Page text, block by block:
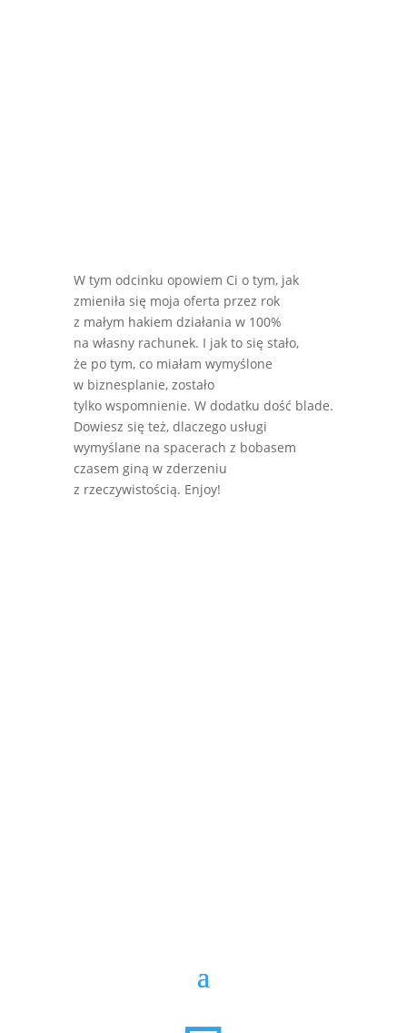
W tym odcinku opowiem Ci o tym, jak
zmieniła się moja oferta przez rok
z małym hakiem działania w 100%
na własny rachunek. I jak to się stało,
że po tym, co miałam wymyślone
w biznesplanie, zostało
tylko wspomnienie. W dodatku dość blade.
Dowiesz się też, dlaczego usługi
wymyślane na spacerach z bobasem
czasem giną w zderzeniu
z rzeczywistością. Enjoy!